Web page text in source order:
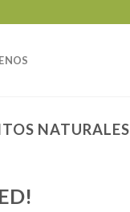
NATURALES